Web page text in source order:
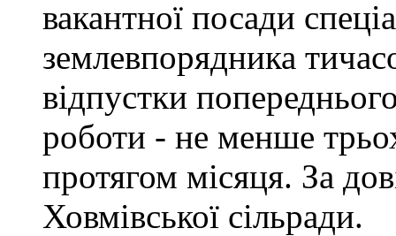
вакантної посади
землевпорядника
відпустки
роботи - не менше
протягом місяця. За
Ховмівської сільради.